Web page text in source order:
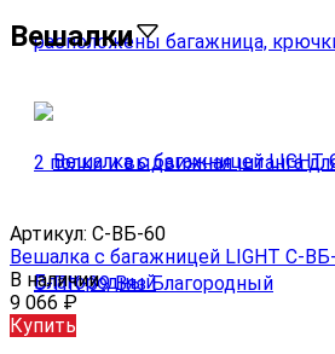
Вешалки
Артикул: С-ВБ-60
Вешалка с багажницей LIGHT С-
В наличии
9 066 ₽
Купить